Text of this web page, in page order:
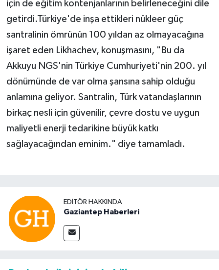
için de eğitim kontenjanlarının belirleneceğini dile
getirdi.Türkiye'de inşa ettikleri nükleer güç
santralinin ömrünün 100 yıldan az olmayacağına
işaret eden Likhachev, konuşmasını, "Bu da
Akkuyu NGS'nin Türkiye Cumhuriyeti'nin 200. yıl
dönümünde de var olma şansına sahip olduğu
anlamına geliyor. Santralin, Türk vatandaşlarının
birkaç nesli için güvenilir, çevre dostu ve uygun
maliyetli enerji tedarikine büyük katkı
sağlayacağından eminim." diye tamamladı.
EDITÖR HAKKINDA
Gaziantep Haberleri